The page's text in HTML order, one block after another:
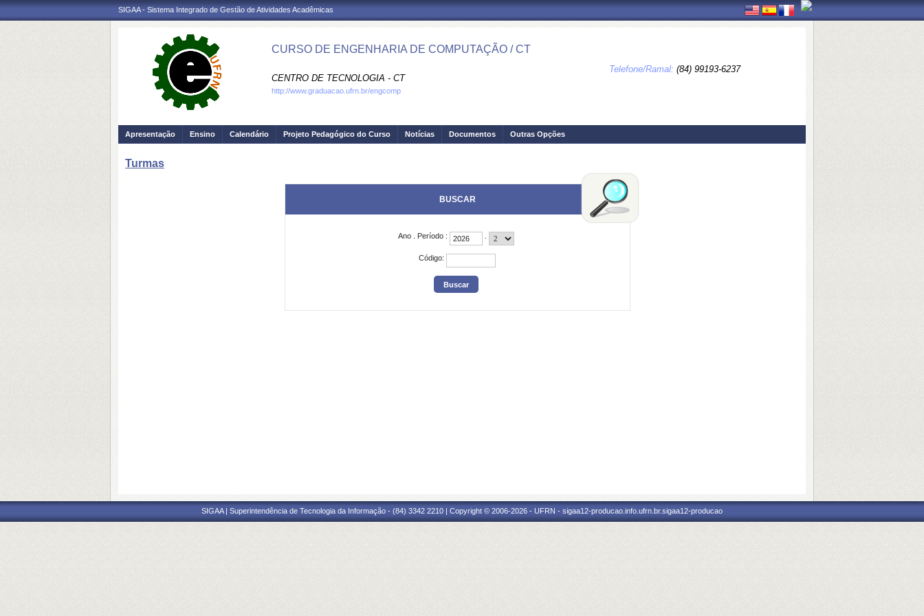
SIGAA - Sistema Integrado de Gestão de Atividades Acadêmicas
CURSO DE ENGENHARIA DE COMPUTAÇÃO / CT
CENTRO DE TECNOLOGIA - CT
Telefone/Ramal: (84) 99193-6237
http://www.graduacao.ufrn.br/engcomp
Apresentação Ensino Calendário Projeto Pedagógico do Curso Notícias Documentos Outras Opções
Turmas
BUSCAR
Ano Período :
Código:
SIGAA | Superintendência de Tecnologia da Informação - (84) 3342 2210 | Copyright © 2006-2026 - UFRN - sigaa12-producao.info.ufrn.br.sigaa12-producao